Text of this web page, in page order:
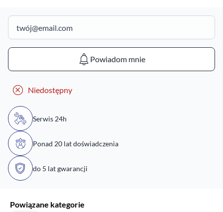
Powiadom mnie
Niedostępny
Serwis 24h
Ponad 20 lat doświadczenia
do 5 lat gwarancji
Powiązane kategorie